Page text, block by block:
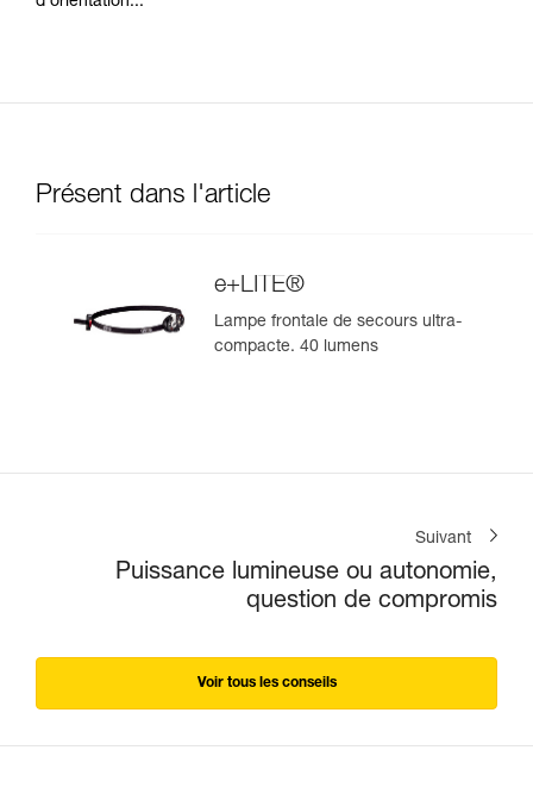
Présent dans l'article
e+LITE®
Lampe frontale de secours ultra-
compacte. 40 lumens
Suivant
Puissance lumineuse ou autonomie,
question de compromis
Voir tous les conseils